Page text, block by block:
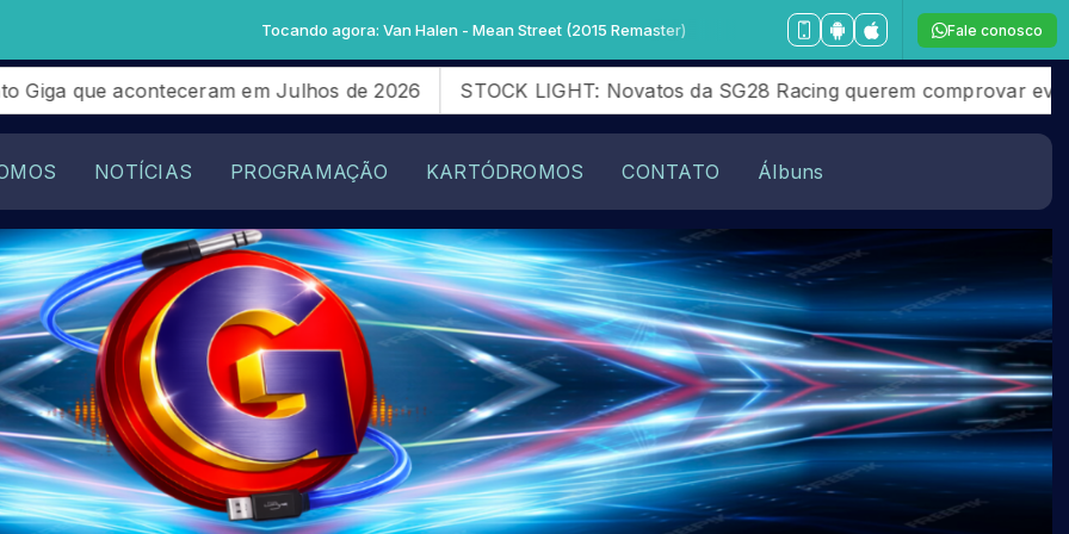
Tocando agora: Van Halen - Mean Street (2015 Remaster) Fale conosco
que aconteceram em Julhos de 2026 STOCK LIGHT: Novatos da SG28 Racing querem comprovar evolução
NOTÍCIAS PROGRAMAÇÃO KARTÓDROMOS CONTATO Álbuns